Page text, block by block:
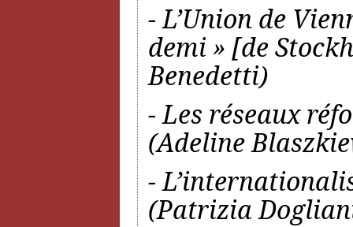
- L’Union de
demi » [de
Benedetti)
- Les réseaux
(Adeline
-
(Patrizia